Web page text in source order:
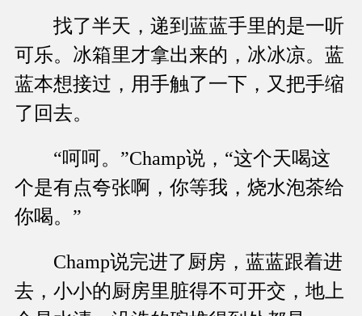
找了半天，递到蓝蓝手里的是一听
可乐。冰箱里才拿出来的，冰冰凉。蓝
蓝本想接过，用手触了一下，又把手缩
了回去。
“呵呵。”Champ说，“这个天喝这
个是有点夸张啊，你等我，烧水泡茶给
你喝。”
Champ说完进了厨房，蓝蓝跟着进
去，小小的厨房里脏得不可开交，地上